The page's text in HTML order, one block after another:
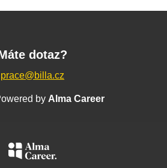
dotaz?
prace@billa.cz
by Alma Career